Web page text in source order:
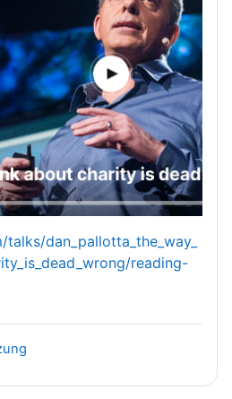
dan_pallotta_the_way_
reading-